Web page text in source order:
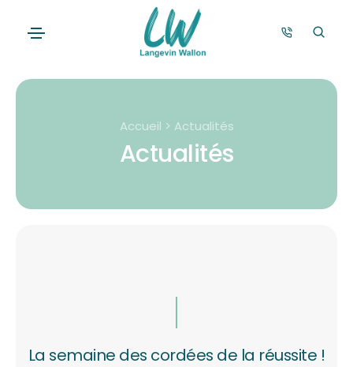
Accueil > Actualités
Actualités
La semaine des cordées de la réussite !